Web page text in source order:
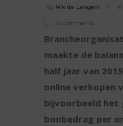
by Rik de Langen 6
0 comments
maakte de
half jaar van
online verkopen
bijvoorbeeld het
bonbedrag per